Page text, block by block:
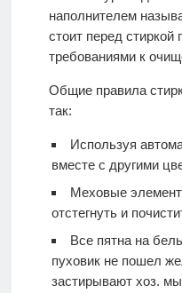
наполнителем
стоит перед стиркой
требованиями к
Общие правила
так:
Используя
вместе с другими
Меховые
отстегнуть и
Все пятна на
пуховик не пошел
застирывают хоз.